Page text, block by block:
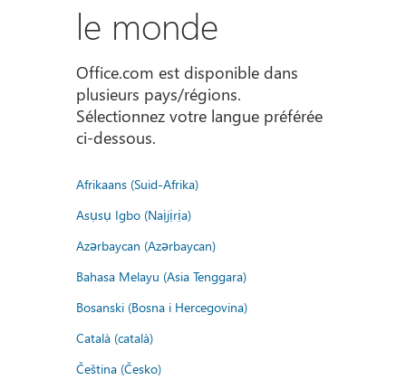
le monde
Office.com est disponible dans
plusieurs pays/régions.
Sélectionnez votre langue préférée
ci-dessous.
Afrikaans (Suid-Afrika)
Asụsụ Igbo (Naịjịrịa)
Azərbaycan (Azərbaycan)
Bahasa Melayu (Asia Tenggara)
Bosanski (Bosna i Hercegovina)
Català (català)
Čeština (Česko)